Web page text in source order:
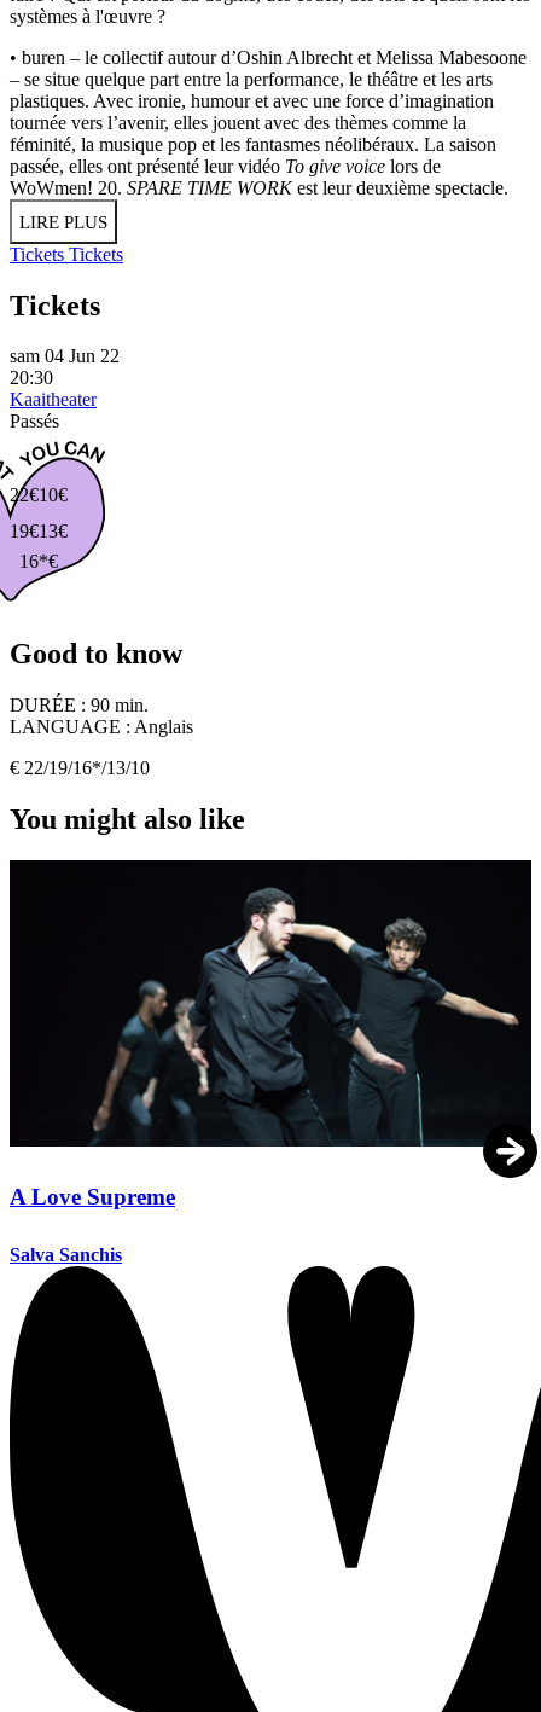
systèmes à l'œuvre ?
• buren – le collectif autour d’Oshin Albrecht et Melissa Mabesoone
– se situe quelque part entre la performance, le théâtre et les arts
plastiques. Avec ironie, humour et avec une force d’imagination
tournée vers l’avenir, elles jouent avec des thèmes comme la
féminité, la musique pop et les fantasmes néolibéraux. La saison
passée, elles ont présenté leur vidéo To give voice lors de
WoWmen! 20. SPARE TIME WORKest leur deuxième spectacle.
LIRE PLUS
Tickets Tickets
Tickets
sam 04 Jun 22
20:30
Kaaitheater
Passés
22€
19€
16*€
13€
10€
Good to know
DURÉE : 90 min.
LANGUAGE : Anglais
€ 22/19/16*/13/10
You might also like
A Love Supreme
Salva Sanchis